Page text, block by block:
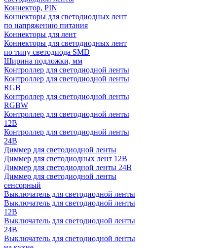
Коннектор, PIN
Коннекторы для светодиодных лент
по напряжению питания
Коннекторы для лент
Коннекторы для светодиодных лент
по типу светодиода SMD
Ширина подложки, мм
Контроллер для светодиодной ленты
Контроллер для светодиодной ленты
RGB
Контроллер для светодиодной ленты
RGBW
Контроллер для светодиодной ленты
12В
Контроллер для светодиодной ленты
24В
Диммер для светодиодной ленты
Диммер для светодиодных лент 12В
Диммер для светодиодной ленты 24В
Диммер для светодиодной ленты
сенсорный
Выключатель для светодиодной ленты
Выключатель для светодиодной ленты
12В
Выключатель для светодиодной ленты
24В
Выключатель для светодиодной ленты